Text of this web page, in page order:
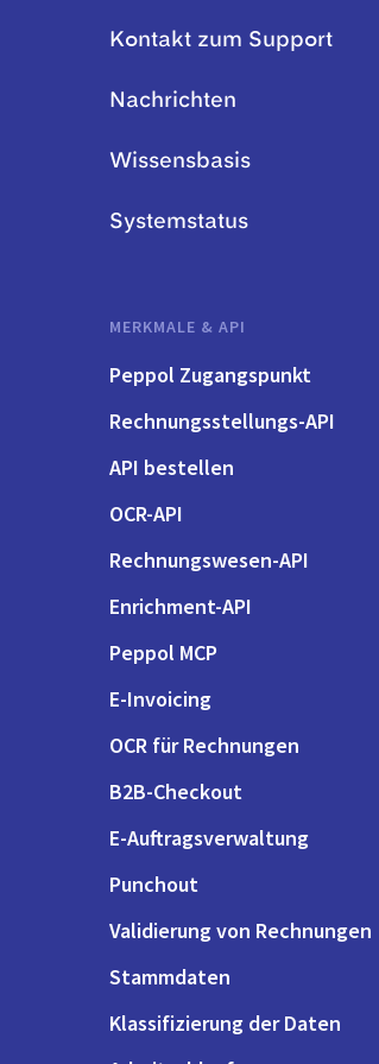
Kontakt zum Support
Nachrichten
Wissensbasis
Systemstatus
MERKMALE & API
Peppol Zugangspunkt
Rechnungsstellungs-API
API bestellen
OCR-API
Rechnungswesen-API
Enrichment-API
Peppol MCP
E-Invoicing
OCR für Rechnungen
B2B-Checkout
E-Auftragsverwaltung
Punchout
Validierung von Rechnungen
Stammdaten
Klassifizierung der Daten